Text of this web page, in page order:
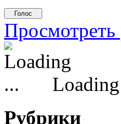
Просмотреть
Рубрики